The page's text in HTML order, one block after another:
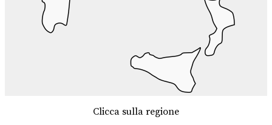
Clicca sulla regione